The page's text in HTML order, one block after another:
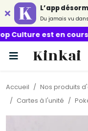
L’app
Du jamais vu
cours ! 🔥
Kinkai
Accueil Nos produits
Cartes à l'unité